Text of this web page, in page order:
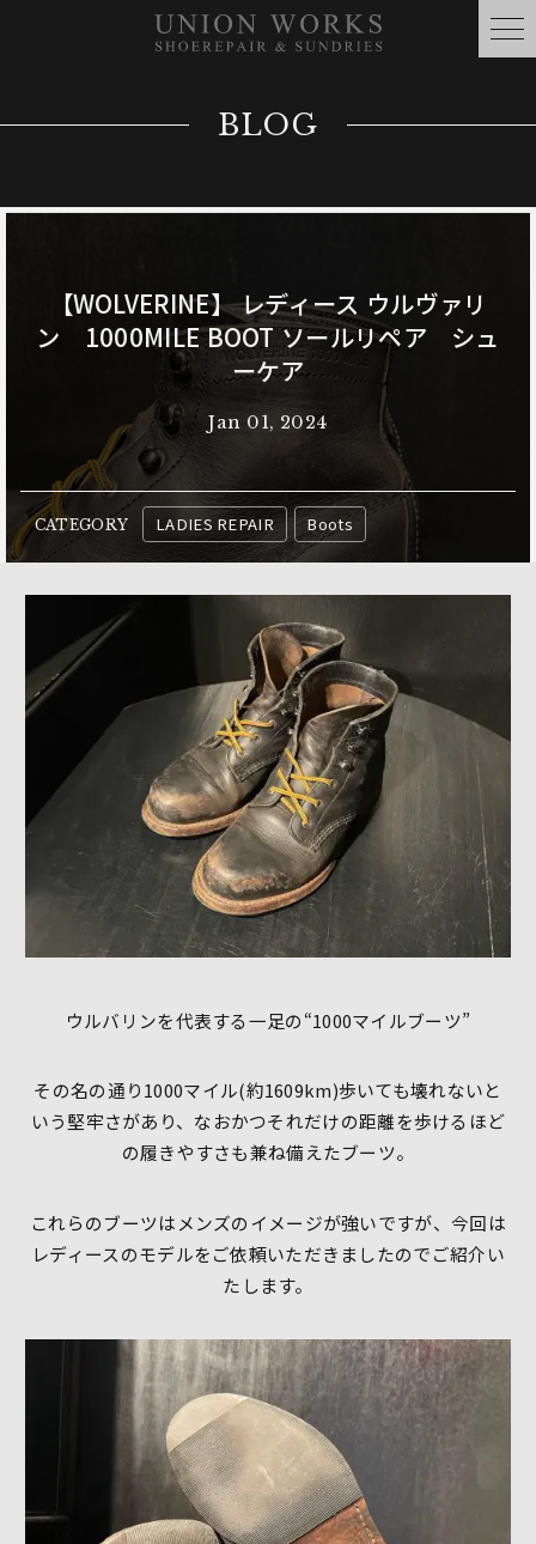
BLOG
【WOLVERINE】 レディース ウルヴァリ
ン 1000MILE BOOT ソールリペア シュ
ーケア
Jan 01, 2024
CATEGORY LADIES REPAIR Boots
ウルバリンを代表する一足の“1000マイルブーツ”
その名の通り1000マイル(約1609km)歩いても壊れないと
いう堅牢さがあり、なおかつそれだけの距離を歩けるほど
の履きやすさも兼ね備えたブーツ。
これらのブーツはメンズのイメージが強いですが、今回は
レディースのモデルをご依頼いただきましたのでご紹介い
たします。